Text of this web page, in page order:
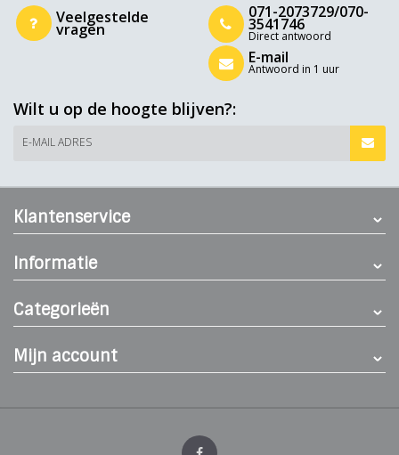
Veelgestelde
vragen
071-2073729/070-
3541746
Direct antwoord
E-mail
Antwoord in 1 uur
Wilt u op de hoogte blijven?:
E-MAIL ADRES
Klantenservice
Informatie
Categorieën
Mijn account